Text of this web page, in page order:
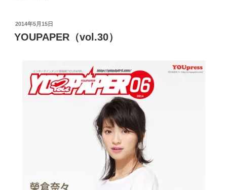
投
稿
日:
2014年5月15日
YOUPAPER（vol.30）